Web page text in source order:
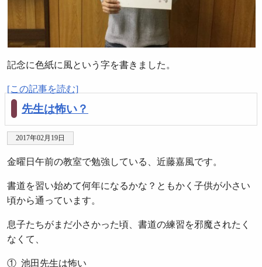
記念に色紙に風という字を書きました。
[この記事を読む]
先生は怖い？
2017年02月19日
金曜日午前の教室で勉強している、近藤嘉風です。
書道を習い始めて何年になるかな？ともかく子供が小さい
頃から通っています。
息子たちがまだ小さかった頃、書道の練習を邪魔されたく
なくて、
① 池田先生は怖い